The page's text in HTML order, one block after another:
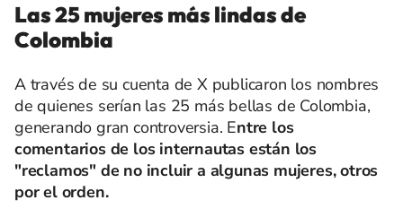
Las 25 mujeres más lindas de
Colombia
A través de su cuenta de X publicaron los nombres
de quienes serían las 25 más bellas de Colombia,
generando gran controversia. Entre los
comentarios de los internautas están los
"reclamos" de no incluir a algunas mujeres, otros
por el orden.